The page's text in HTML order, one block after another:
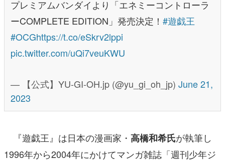
プレミアムバンダイより「エネミーコントローラ
ーCOMPLETE EDITION」発売決定！ #遊戯王
#OCGhttps://t.co/eSkrv2lppi
pic.twitter.com/uQi7veuKWU
— 【公式】YU-GI-OH.jp (@yu_gi_oh_jp) June 21,
2023
『遊戯王』は日本の漫画家・ 高橋和希氏が執筆し
1996年から2004年にかけてマンガ雑誌「週刊少年ジ